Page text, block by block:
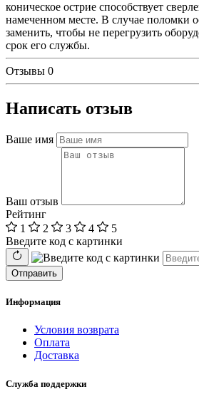
коническое острие способствует
намеченном месте. В случае поломки
заменить, чтобы не перегрузить
срок его службы.
Отзывы 0
Написать отзыв
Ваше имя
Ваш отзыв
Рейтинг
1
2 3 4
5
Введите код с картинки
Отправить
Информация
Условия возврата
Оплата
Доставка
Служба поддержки